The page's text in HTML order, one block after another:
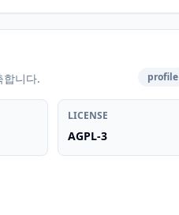
합니다. profile
LICENSE
AGPL-3